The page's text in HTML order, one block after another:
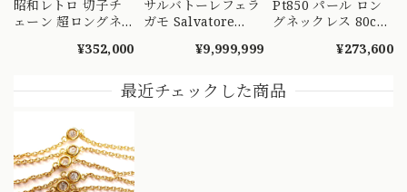
昭和レトロ 切子チ
ェーン 超ロングネ
ンテージ 昭和ジュ
S
¥352,000
サルバトーレフェラ
ガモ Salvatore
in Italy K18 750 ヴ
チェーン ネックレ
ス 70cm
¥9,999,999
Pt850 パール ロン
グネックレス 80cm
ネックレス プラチ
れる、光の連なり～
MN00261
¥273,600
最近チェックした商品